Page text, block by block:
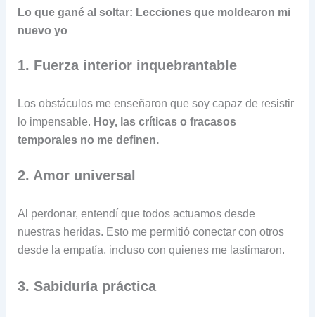
Lo que gané al soltar: Lecciones que moldearon mi
nuevo yo
1. Fuerza interior inquebrantable
Los obstáculos me enseñaron que soy capaz de resistir
lo impensable. Hoy, las críticas o fracasos
temporales no me definen.
2. Amor universal
Al perdonar, entendí que todos actuamos desde
nuestras heridas. Esto me permitió conectar con otros
desde la empatía, incluso con quienes me lastimaron.
3. Sabiduría práctica